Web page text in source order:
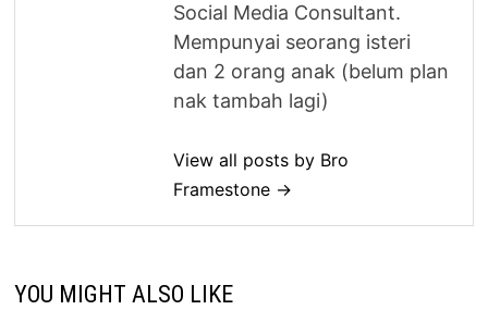
Social Media Consultant.
Mempunyai seorang isteri
dan 2 orang anak (belum plan
nak tambah lagi)
View all posts by Bro
Framestone →
YOU MIGHT ALSO LIKE